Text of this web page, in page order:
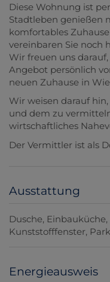
Diese Wohnung ist
Stadtleben genießen
komfortables
vereinbaren Sie noch
Wir freuen uns
Angebot persönlich
neuen Zuhause in
Wir weisen darauf
und dem zu
wirtschaftliches
Der Vermittler ist als
Ausstattung
Dusche Einbauküche
Kunststofffenster
Energieausweis